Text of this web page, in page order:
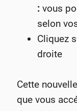
:vous
selon
Cliquez
droite
Cette
que vous